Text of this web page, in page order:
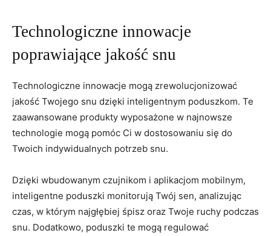
Technologiczne innowacje
poprawiające jakość snu
Technologiczne innowacje mogą ⁤zrewolucjonizować
jakość​ Twojego‌ snu⁢ dzięki inteligentnym poduszkom. Te
zaawansowane produkty‍ wyposażone w najnowsze
technologie mogą pomóc‌ Ci w dostosowaniu się do
Twoich indywidualnych potrzeb snu.
Dzięki wbudowanym‌ czujnikom i aplikacjom mobilnym,⁣
inteligentne poduszki monitorują⁣ Twój sen, analizując‌
czas, w którym najgłębiej‌ śpisz oraz Twoje ruchy podczas⁢
snu. Dodatkowo, poduszki te mogą regulować